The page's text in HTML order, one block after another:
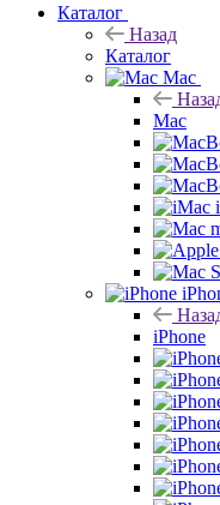
Каталог
Назад
Каталог
Mac
Mac
iPhone